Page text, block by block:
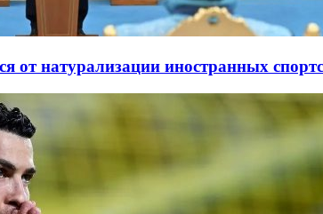
от натурализации иностранных